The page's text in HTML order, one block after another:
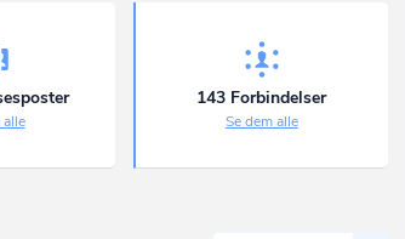
alle
143 Forbindelser
Se dem alle